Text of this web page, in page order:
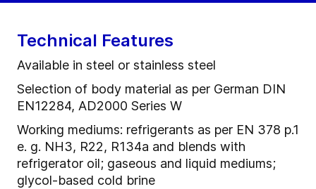
Technical Features
Available in steel or stainless steel
Selection of body material as per German DIN
EN12284, AD2000 Series W
Working mediums: refrigerants as per EN 378 p.1
e. g. NH3, R22, R134a and blends with
refrigerator oil; gaseous and liquid mediums;
glycol-based cold brine